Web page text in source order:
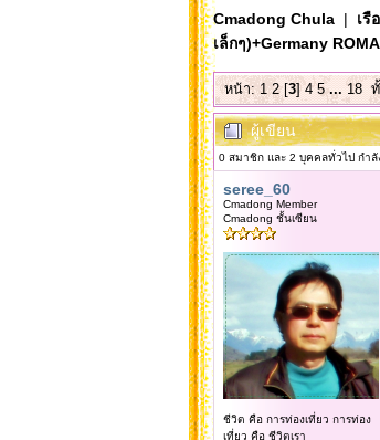
Cmadong Chula| เรื
เล็กๆ)+Germany
หน้า:1 2[3]4 5 ...18
ผู้เขียน
0 สมาชิก และ 2 บุคคลทั่วไป กำ
seree_60
Cmadong Member
Cmadong ชั้นเซียน
ชีวิต คือ การท่องเที่ยว การท่อง
เที่ยว คือ ชีวิตเรา